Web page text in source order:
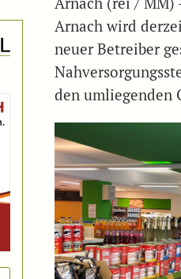
Arnach wird
neuer Betreiber
den umliegenden